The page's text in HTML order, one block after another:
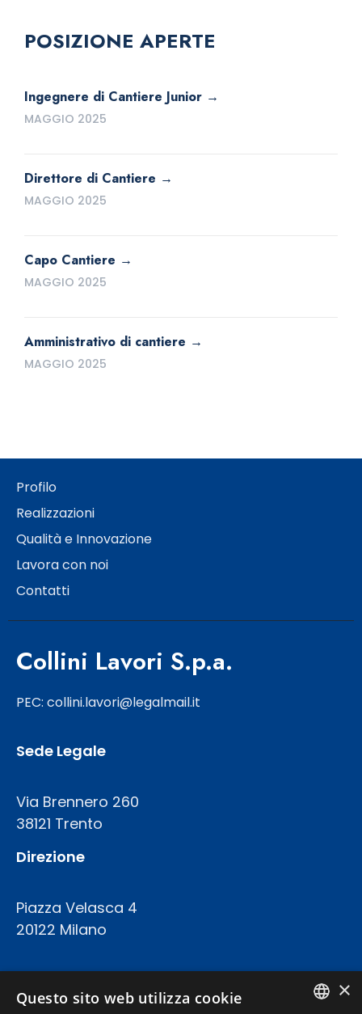
POSIZIONE APERTE
Ingegnere di Cantiere Junior
MAGGIO 2025
Direttore di Cantiere
MAGGIO 2025
Capo Cantiere
MAGGIO 2025
Amministrativo di cantiere
MAGGIO 2025
Profilo
Realizzazioni
Qualità e Innovazione
Lavora con noi
Contatti
Collini Lavori S.p.a.
PEC: collini.lavori@legalmail.it
Sede Legale
Via Brennero 260
38121 Trento
Direzione
Piazza Velasca 4
20122 Milano
CAPITALE SOCIALE: € 23.200.000 INT.VERS.
×
Questo sito web utilizza cookie